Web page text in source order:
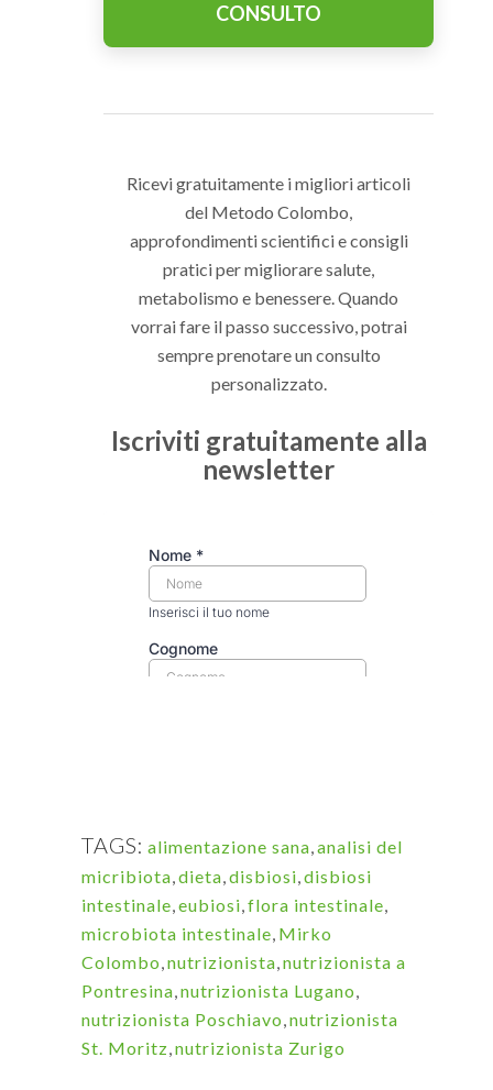
CONSULTO
Ricevi gratuitamente i migliori articoli
del Metodo Colombo,
approfondimenti scientifici e consigli
pratici per migliorare salute,
metabolismo e benessere. Quando
vorrai fare il passo successivo, potrai
sempre prenotare un consulto
personalizzato.
Iscriviti gratuitamente alla
newsletter
TAGS: alimentazione sana,analisi del
micribiota,dieta,disbiosi,disbiosi
intestinale,eubiosi,flora intestinale,
microbiota intestinale, Mirko
Colombo,nutrizionista,nutrizionista a
Pontresina,nutrizionista Lugano,
nutrizionista Poschiavo,nutrizionista
St. Moritz,nutrizionista Zurigo